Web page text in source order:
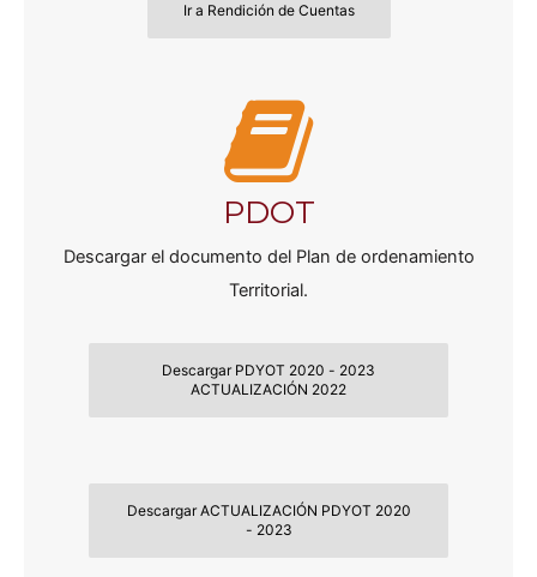
Ir a Rendición de Cuentas
PDOT
Descargar el documento del Plan de ordenamiento
Territorial.
Descargar PDYOT 2020 - 2023
ACTUALIZACIÓN 2022
Descargar ACTUALIZACIÓN PDYOT 2020
- 2023